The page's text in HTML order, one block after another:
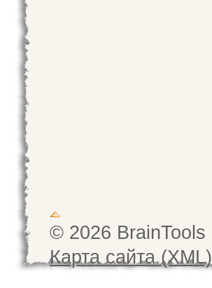
© 2026 BrainTools
Карта сайта (XML)